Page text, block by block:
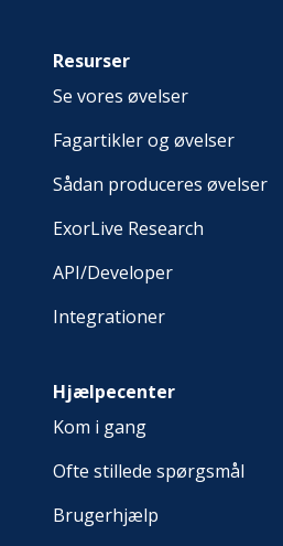
Resurser
Se vores øvelser
Fagartikler og øvelser
Sådan produceres øvelser
ExorLive Research
API/Developer
Integrationer
Hjælpecenter
Kom i gang
Ofte stillede spørgsmål
Brugerhjælp